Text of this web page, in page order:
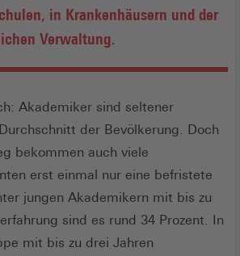
in Krankenhäusern und der
Verwaltung.
Akademiker sind seltener
der Bevölkerung. Doch
bekommen auch viele
erst einmal nur eine befristete
jungen Akademikern mit bis zu
sind es rund 34 Prozent. In
mit bis zu drei Jahren